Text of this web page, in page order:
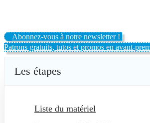
Abonnez-vous à notre newsletter !
Patrons gratuits, tutos et promos en avant-
Les étapes
Liste du matériel